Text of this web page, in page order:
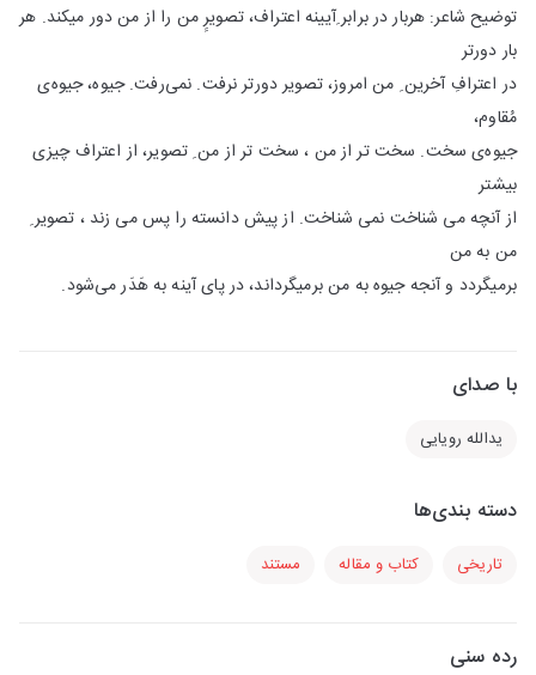
توضیح شاعر: هربار در برابر ِآیینه اعتراف، تصویرِِ من را از من دور میکند. هر
بار دورتر
در اعترافِ آخرین ِ من امروز، تصویر دورتر نرفت. نمی‌رفت. جیوه، جیوه‌ی
مُقاوم،
جیوه‌‌ی سخت. سخت تر از من ، سخت تر از من ِ تصویر، از اعتراف چیزی
بیشتر
از آنچه می شناخت نمی شناخت. از پیش دانسته را پس می زند ، تصویر ِ
من به من
بر‌میگردد و آنجه جیوه به من برمیگرداند، در پای آینه به هَدَر می‌شود.
با صدای
یدالله رویایی
دسته بندی‌ها
تاریخی کتاب و مقاله مستند
رده سنی